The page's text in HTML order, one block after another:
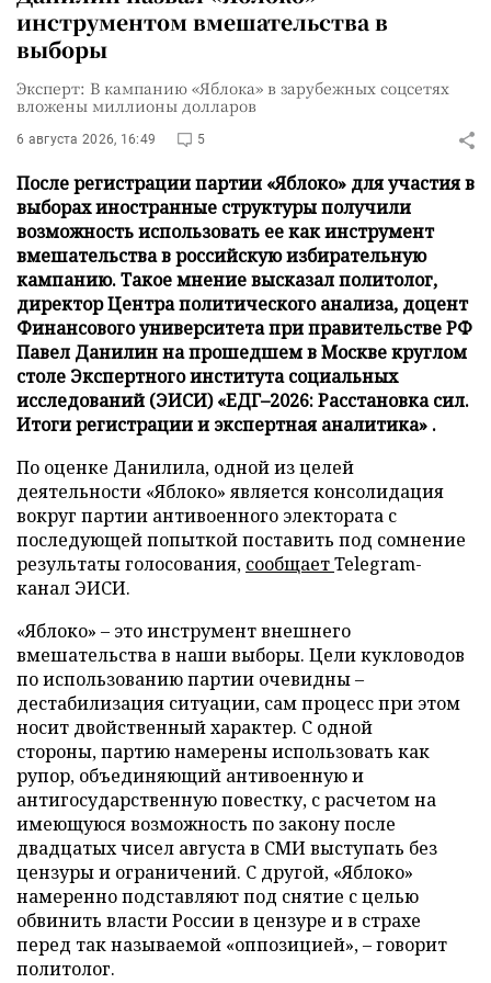
инструментом вмешательства в
выборы
Эксперт: В кампанию «Яблока» в зарубежных соцсетях
вложены миллионы долларов
6 августа 2026, 16:49 5
После регистрации партии «Яблоко» для участия в
выборах иностранные структуры получили
возможность использовать ее как инструмент
вмешательства в российскую избирательную
кампанию. Такое мнение высказал политолог,
директор Центра политического анализа, доцент
Финансового университета при правительстве РФ
Павел Данилин на прошедшем в Москве круглом
столе Экспертного института социальных
исследований (ЭИСИ) «ЕДГ–2026: Расстановка сил.
Итоги регистрации и экспертная аналитика» .
По оценке Данилила, одной из целей
деятельности «Яблоко» является консолидация
вокруг партии антивоенного электората с
последующей попыткой поставить под сомнение
результаты голосования, сообщаетTelegram-
канал ЭИСИ.
«Яблоко» – это инструмент внешнего
вмешательства в наши выборы. Цели кукловодов
по использованию партии очевидны –
дестабилизация ситуации, сам процесс при этом
носит двойственный характер. С одной
стороны, партию намерены использовать как
рупор, объединяющий антивоенную и
антигосударственную повестку, с расчетом на
имеющуюся возможность по закону после
двадцатых чисел августа в СМИ выступать без
цензуры и ограничений. С другой, «Яблоко»
намеренно подставляют под снятие с целью
обвинить власти России в цензуре и в страхе
перед так называемой «оппозицией», – говорит
политолог.